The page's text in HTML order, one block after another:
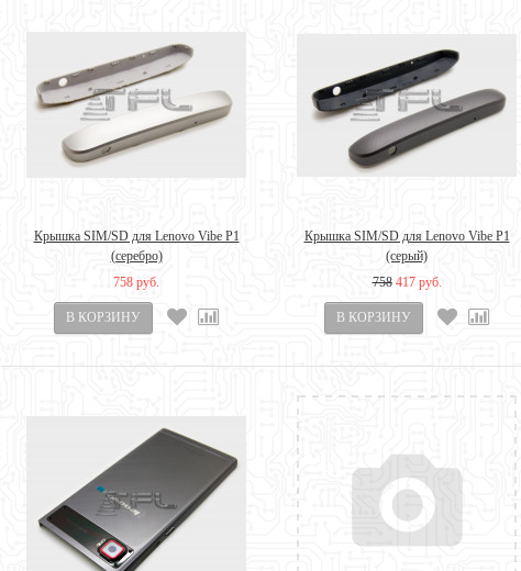
Крышка SIM/SD для Lenovo Vibe P1
(серебро)
758 руб.
Крышка SIM/SD для Lenovo Vibe P1
(серый)
758 417 руб.